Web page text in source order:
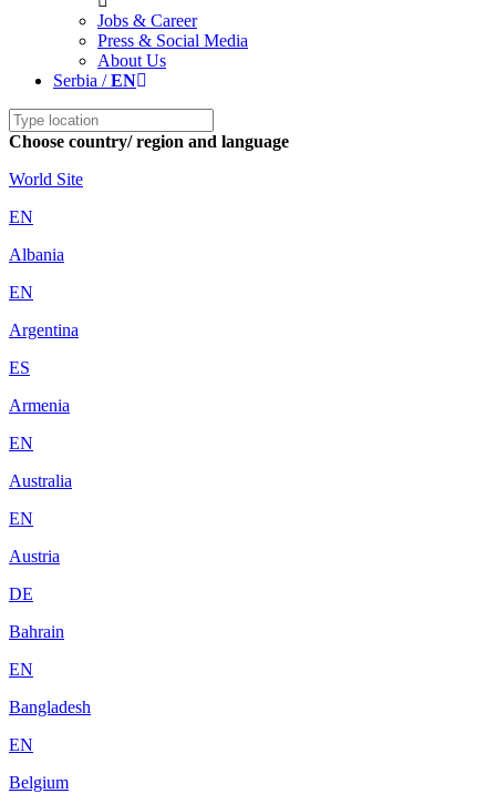
Jobs & Career
Press & Social Media
About Us
Serbia /EN
Choose country/ region and language
World Site
EN
Albania
EN
Argentina
ES
Armenia
EN
Australia
EN
Austria
DE
Bahrain
EN
Bangladesh
EN
Belgium